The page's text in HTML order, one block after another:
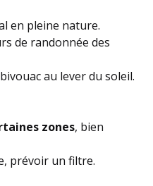
en pleine nature.
de randonnée des
au lever du soleil.
zones, bien
prévoir un filtre.